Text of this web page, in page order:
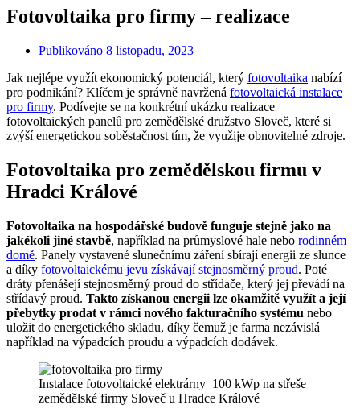
Fotovoltaika pro firmy – realizace
Publikováno 8 listopadu, 2023
Jak nejlépe využít ekonomický potenciál, který fotovoltaika nabízí
pro podnikání? Klíčem je správně navržená fotovoltaická instalace
pro firmy. Podívejte se na konkrétní ukázku realizace
fotovoltaických panelů pro zemědělské družstvo Sloveč, které si
zvýší energetickou soběstačnost tím, že využije obnovitelné zdroje.
Fotovoltaika pro zemědělskou firmu v
Hradci Králové
Fotovoltaika na hospodářské budově funguje stejně jako na
jakékoli jiné stavbě, například na průmyslové hale nebo rodinném
domě. Panely vystavené slunečnímu záření sbírají energii ze slunce
a díky fotovoltaickému jevu získávají stejnosměrný proud. Poté
dráty přenášejí stejnosměrný proud do střídače, který jej převádí na
střídavý proud. Takto získanou energii lze okamžitě využít a její
přebytky prodat v rámci nového fakturačního systému nebo
uložit do energetického skladu, díky čemuž je farma nezávislá
například na výpadcích proudu a výpadcích dodávek.
Instalace fotovoltaické elektrárny 100 kWp na střeše
zemědělské firmy Sloveč u Hradce Králové